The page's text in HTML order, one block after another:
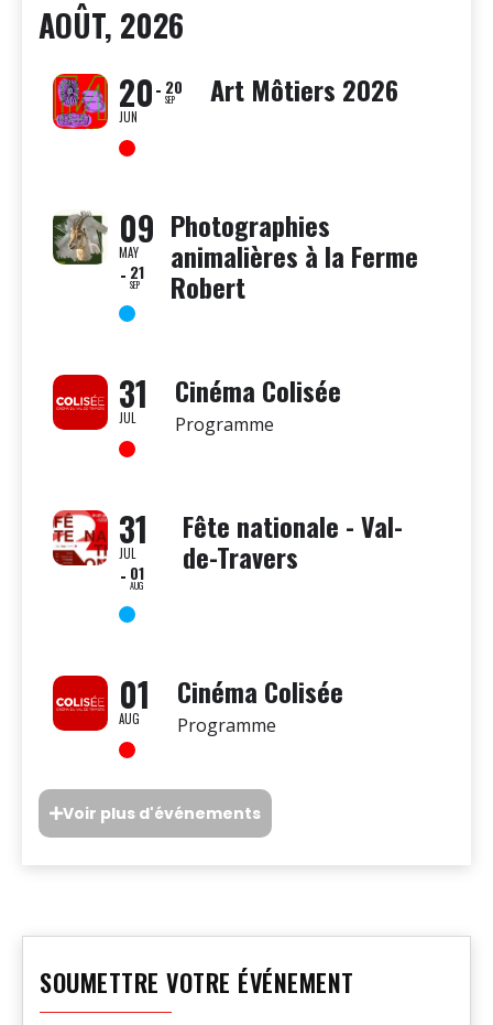
AOÛT, 2026
20
JUN
20
SEP Art Môtiers 2026
09
MAY
21
SEP
Photographies
animalières à la Ferme
Robert
31
JUL
Cinéma Colisée
Programme
31
JUL
01
AUG
Fête nationale - Val-
de-Travers
01
AUG
Cinéma Colisée
Programme
Voir plus d'événements
SOUMETTRE VOTRE ÉVÉNEMENT